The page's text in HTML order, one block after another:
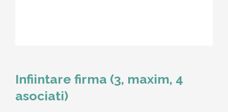
Infiintare firma (3, maxim, 4
asociati)